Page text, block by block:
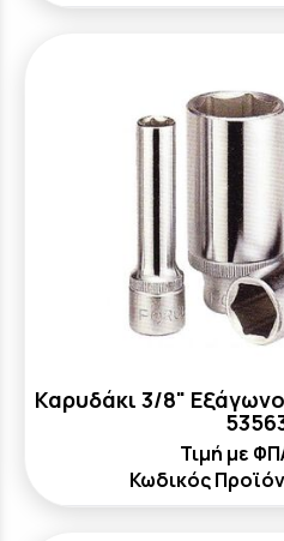
Καρυδάκι 3/8"
Τιμή με
Κωδικός